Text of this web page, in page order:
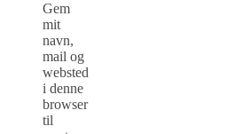
Gem
mit
navn,
mail og
websted
i denne
browser
til